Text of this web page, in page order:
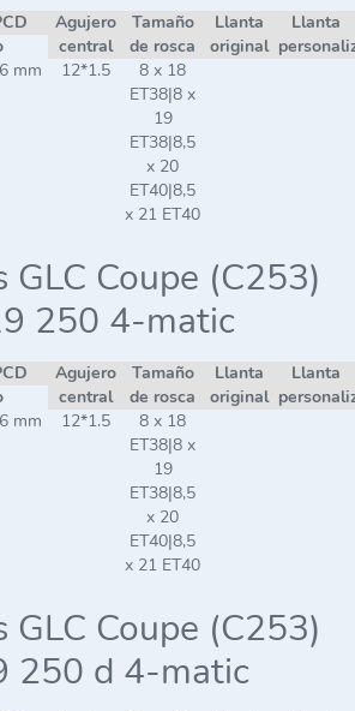
Agujero
central
Tamaño
de rosca
Llanta
original
Llanta
mm 12*1.5
8 x 18
ET38|8 x
19
ET38|8,5
x 20
ET40|8,5
x 21 ET40
GLC Coupe (C253)
250 4-matic
Agujero
central
Tamaño
de rosca
Llanta
original
Llanta
mm 12*1.5
8 x 18
ET38|8 x
19
ET38|8,5
x 20
ET40|8,5
x 21 ET40
GLC Coupe (C253)
250 d 4-matic